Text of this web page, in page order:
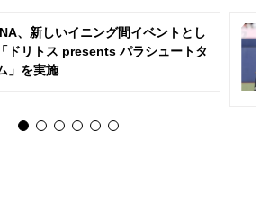
、新しいイニング間イベントとし
ドリトス presents パラシュートタ
」を実施